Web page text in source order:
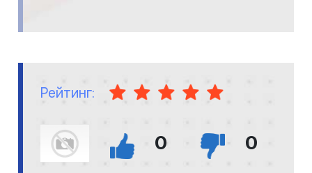
Рейтинг:
0 0